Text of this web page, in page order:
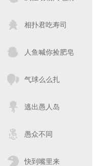
相扑君吃寿司
人鱼喊你捡肥皂
气球么么扎
逃出愚人岛
愚众不同
快到嘴里来